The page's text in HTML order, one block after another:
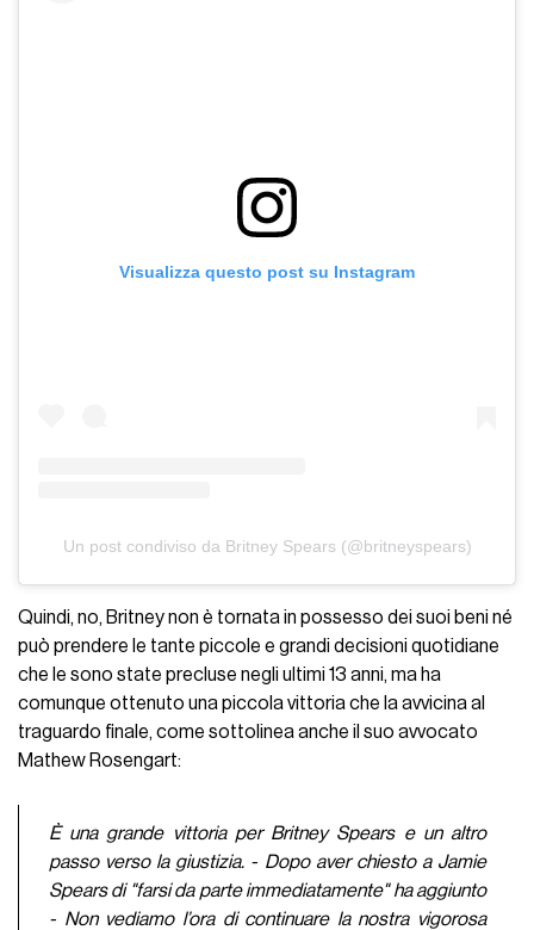
Visualizza questo post su Instagram
Un post condiviso da Britney Spears (@britneyspears)
Quindi, no, Britney non è tornata in possesso dei suoi beni né
può prendere le tante piccole e grandi decisioni quotidiane
che le sono state precluse negli ultimi 13 anni, ma ha
comunque ottenuto una piccola vittoria che la avvicina al
traguardo finale, come sottolinea anche il suo avvocato
Mathew Rosengart:
È una grande vittoria per Britney Spears e un altro
passo verso la giustizia. - Dopo aver chiesto a Jamie
Spears di "farsi da parte immediatamente" ha aggiunto
- Non vediamo l’ora di continuare la nostra vigorosa